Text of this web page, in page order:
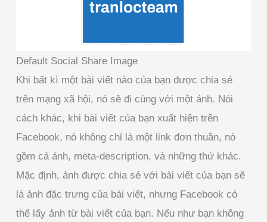
Default Social Share Image
Khi bất kì một bài viết nào của bạn được chia sẻ
trên mạng xã hội, nó sẽ đi cùng với một ảnh. Nói
cách khác, khi bài viết của bạn xuất hiện trên
Facebook, nó không chỉ là một link đơn thuần, nó
gồm cả ảnh, meta-description, và những thứ khác.
Mặc định, ảnh được chia sẻ với bài viết của bạn sẽ
là ảnh đặc trưng của bài viết, nhưng Facebook có
thể lấy ảnh từ bài viết của bạn. Nếu như bạn không